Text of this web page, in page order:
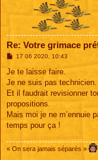
Re: Votre grimace
M
s
a
g
17 06 2020, 10:43
Je te laisse faire.
Je ne suis pas technicien.
Et il faudrait revisionner
propositions.
Mais moi je ne m’ennuie
temps pour ça !
« On sera jamais séparés »